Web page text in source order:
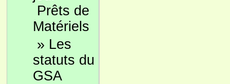
Prêts de
Matériels
» Les
statuts du
GSA